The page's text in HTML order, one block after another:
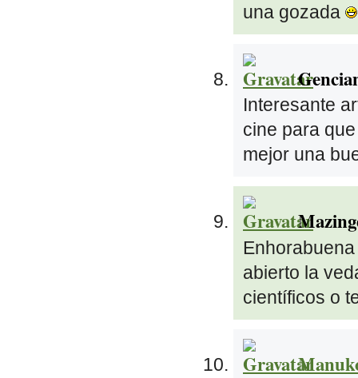
una gozada
Interesante
cine para
mejor una
abierto la
científicos o